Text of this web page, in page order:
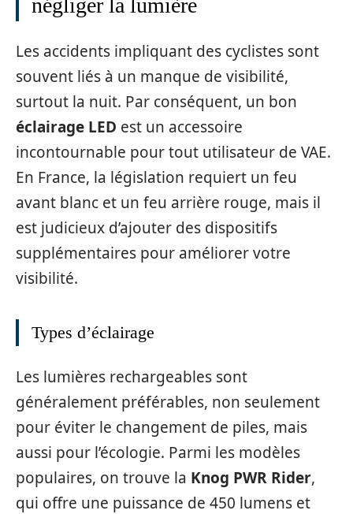
Les accidents impliquant des cyclistes sont
souvent liés à un manque de visibilité,
surtout la nuit. Par conséquent, un bon
éclairage LED est un accessoire
incontournable pour tout utilisateur de VAE.
En France, la législation requiert un feu
avant blanc et un feu arrière rouge, mais il
est judicieux d’ajouter des dispositifs
supplémentaires pour améliorer votre
visibilité.
Types d’éclairage
Les lumières rechargeables sont
généralement préférables, non seulement
pour éviter le changement de piles, mais
aussi pour l’écologie. Parmi les modèles
populaires, on trouve la Knog PWR Rider,
qui offre une puissance de 450 lumens et